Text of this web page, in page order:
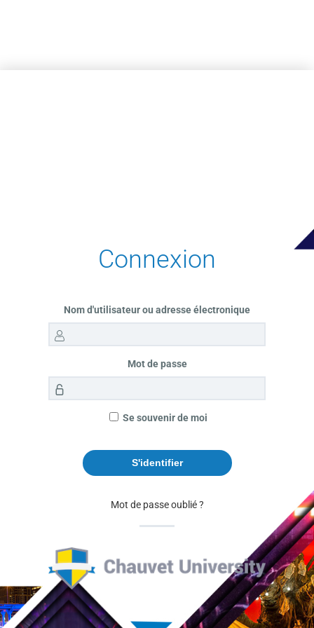
Connexion
Nom d'utilisateur ou adresse électronique
Mot de passe
Se souvenir de moi
Mot de passe oublié ?